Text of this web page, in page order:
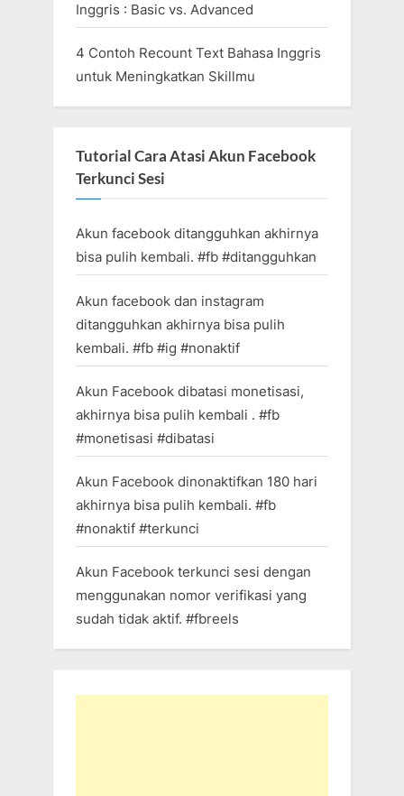
Inggris : Basic vs. Advanced
4 Contoh Recount Text Bahasa Inggris
untuk Meningkatkan Skillmu
Tutorial Cara Atasi Akun Facebook
Terkunci Sesi
Akun facebook ditangguhkan akhirnya
bisa pulih kembali. #fb #ditangguhkan
Akun facebook dan instagram
ditangguhkan akhirnya bisa pulih
kembali. #fb #ig #nonaktif
Akun Facebook dibatasi monetisasi,
akhirnya bisa pulih kembali . #fb
#monetisasi #dibatasi
Akun Facebook dinonaktifkan 180 hari
akhirnya bisa pulih kembali. #fb
#nonaktif #terkunci
Akun Facebook terkunci sesi dengan
menggunakan nomor verifikasi yang
sudah tidak aktif. #fbreels